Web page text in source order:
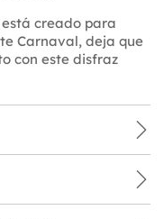
está creado para
Carnaval, deja que
con este disfraz